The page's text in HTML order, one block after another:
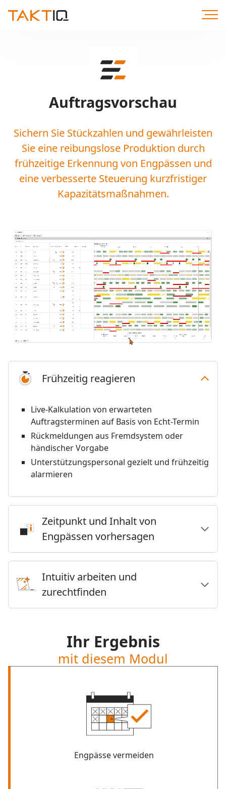
Auftragsvorschau
Sichern Sie Stückzahlen und gewährleisten
Sie eine reibungslose Produktion durch
frühzeitige Erkennung von Engpässen und
eine verbesserte Steuerung kurzfristiger
Kapazitätsmaßnahmen.
Frühzeitig reagieren
Live-Kalkulation von erwarteten
Auftragsterminen auf Basis von Echt-Termin
Rückmeldungen aus Fremdsystem oder
händischer Vorgabe
Unterstützungspersonal gezielt und frühzeitig
alarmieren
Zeitpunkt und Inhalt von
Engpässen vorhersagen
Intuitiv arbeiten und
zurechtfinden
Ihr Ergebnis
mit diesem Modul
Engpässe vermeiden